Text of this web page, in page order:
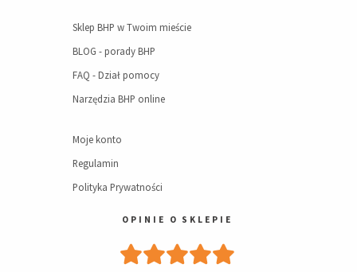
Sklep BHP w Twoim mieście
BLOG - porady BHP
FAQ - Dział pomocy
Narzędzia BHP online
Moje konto
Regulamin
Polityka Prywatności
OPINIE O SKLEPIE